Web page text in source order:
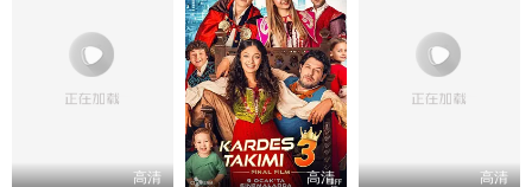
高清 高清 高清